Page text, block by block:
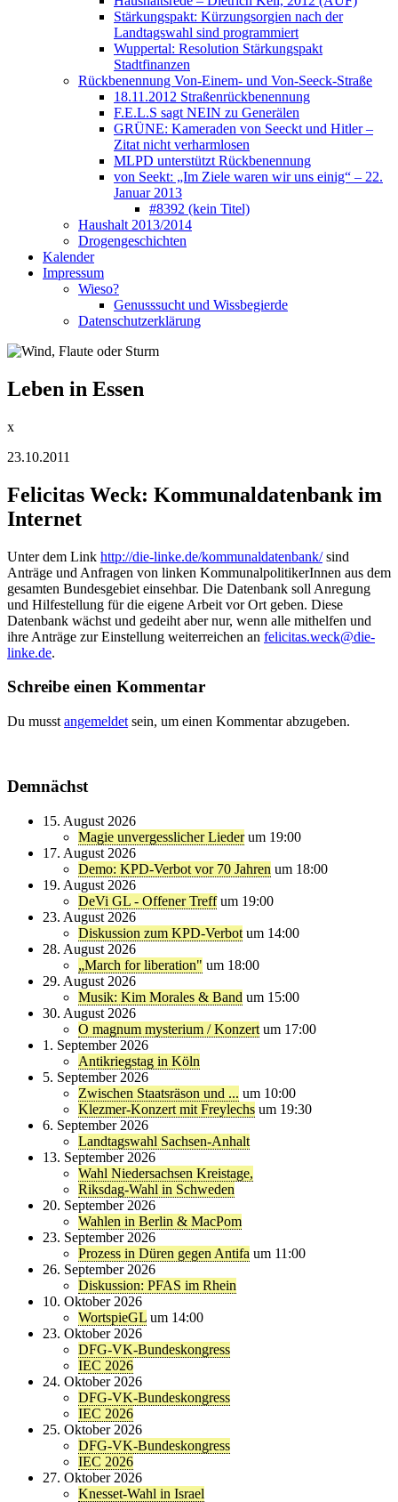
Stärkungspakt: Kürzungsorgien nach der
Landtagswahl sind programmiert
Wuppertal: Resolution Stärkungspakt
Stadtfinanzen
Rückbenennung Von-Einem- und Von-Seeck-Straße
18.11.2012 Straßenrückbenennung
F.E.L.S sagt NEIN zu Generälen
GRÜNE: Kameraden von Seeckt und Hitler –
Zitat nicht verharmlosen
MLPD unterstützt Rückbenennung
von Seekt: „Im Ziele waren wir uns einig“ – 22.
Januar 2013
#8392 (kein Titel)
Haushalt 2013/2014
Drogengeschichten
Kalender
Impressum
Wieso?
Genusssucht und Wissbegierde
Datenschutzerklärung
Leben in Essen
x
23.10.2011
Felicitas Weck: Kommunaldatenbank im
Internet
Unter dem Link http://die-linke.de/kommunaldatenbank/sind
Anträge und Anfragen von linken KommunalpolitikerInnen aus dem
gesamten Bundesgebiet einsehbar. Die Datenbank soll Anregung
und Hilfestellung für die eigene Arbeit vor Ort geben. Diese
Datenbank wächst und gedeiht aber nur, wenn alle mithelfen und
ihre Anträge zur Einstellung weiterreichen an felicitas.weck@die-
linke.de.
Schreibe einen Kommentar
Du musst angemeldet sein, um einen Kommentar abzugeben.
Demnächst
15. August 2026
Magie unvergesslicher Lieder um 19:00
17. August 2026
Demo: KPD-Verbot vor 70 Jahren um 18:00
19. August 2026
DeVi GL - Offener Treff um 19:00
23. August 2026
Diskussion zum KPD-Verbot um 14:00
28. August 2026
„March for liberation" um 18:00
29. August 2026
Musik: Kim Morales & Band um 15:00
30. August 2026
O magnum mysterium / Konzert um 17:00
1. September 2026
Antikriegstag in Köln
5. September 2026
Zwischen Staatsräson und ... um 10:00
Klezmer-Konzert mit Freylechs um 19:30
6. September 2026
Landtagswahl Sachsen-Anhalt
13. September 2026
Wahl Niedersachsen Kreistage,
Riksdag-Wahl in Schweden
20. September 2026
Wahlen in Berlin & MacPom
23. September 2026
Prozess in Düren gegen Antifa um 11:00
26. September 2026
Diskussion: PFAS im Rhein
10. Oktober 2026
WortspieGL um 14:00
23. Oktober 2026
DFG-VK-Bundeskongress
IEC 2026
24. Oktober 2026
DFG-VK-Bundeskongress
IEC 2026
25. Oktober 2026
DFG-VK-Bundeskongress
IEC 2026
27. Oktober 2026
Knesset-Wahl in Israel